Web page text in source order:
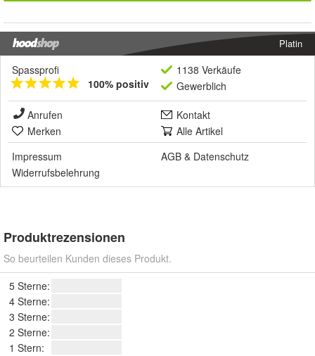
Platin
Spassprofi
100% positiv
1138 Verkäufe
Gewerblich
Anrufen
Kontakt
Merken
Alle Artikel
Impressum
AGB & Datenschutz
Widerrufsbelehrung
Produktrezensionen
So beurteilen Kunden dieses Produkt.
5 Sterne:
4 Sterne:
3 Sterne:
2 Sterne:
1 Stern: